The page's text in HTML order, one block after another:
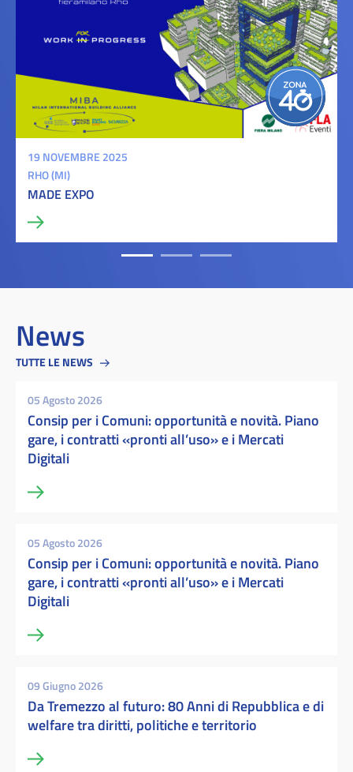
19 NOVEMBRE 2025
RHO (MI)
MADE EXPO
News
TUTTE LE NEWS
05 Agosto 2026
Consip per i Comuni: opportunità e novità. Piano
gare, i contratti «pronti all’uso» e i Mercati
Digitali
05 Agosto 2026
Consip per i Comuni: opportunità e novità. Piano
gare, i contratti «pronti all’uso» e i Mercati
Digitali
09 Giugno 2026
Da Tremezzo al futuro: 80 Anni di Repubblica e di
welfare tra diritti, politiche e territorio